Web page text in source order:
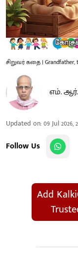
சிறுவர் கதை | Grandfather,
எம்.
Updated on:09 Jul 2026,
Follow Us
Add